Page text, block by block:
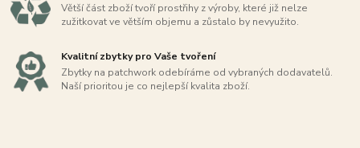
Větší část zboží tvoří prostřihy z výroby, které již nelze
zužitkovat ve větším objemu a zůstalo by nevyužito.
Kvalitní zbytky pro Vaše tvoření
Zbytky na patchwork odebíráme od vybraných dodavatelů.
Naší prioritou je co nejlepší kvalita zboží.